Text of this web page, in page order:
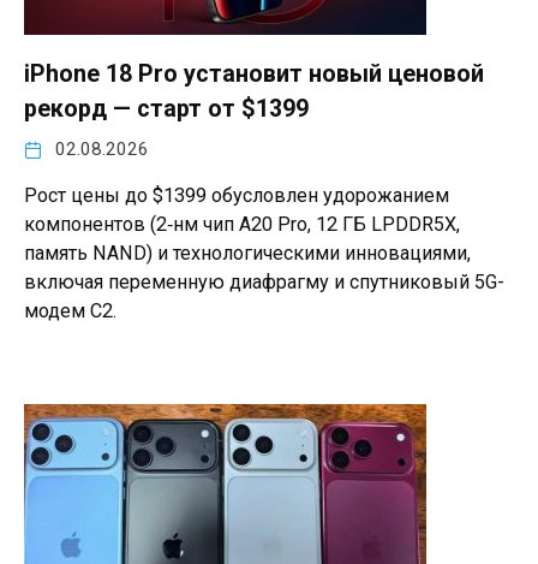
iPhone 18 Pro установит новый ценовой
рекорд — старт от $1399
02.08.2026
Рост цены до $1399 обусловлен удорожанием
компонентов (2‑нм чип A20 Pro, 12 ГБ LPDDR5X,
память NAND) и технологическими инновациями,
включая переменную диафрагму и спутниковый 5G-
модем C2.